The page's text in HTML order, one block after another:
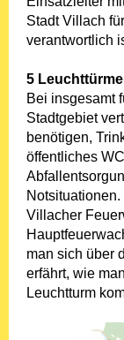
Stadt Villach
verantwortlich
5 Leuchttürme
Bei insgesamt
Stadtgebiet
benötigen,
öffentliches
Villacher
man sich über
erfährt, wie
Leuchtturm